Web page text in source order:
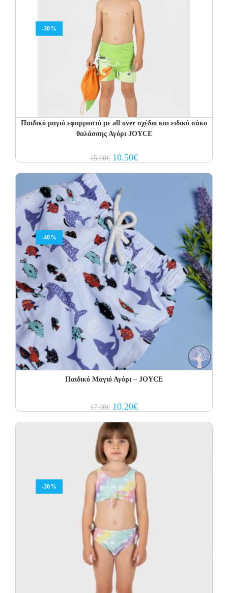
-30%
Παιδικό μαγιό εφαρμοστό με all over σχέδιο και ειδικό σάκο
θαλάσσης Αγόρι JOYCE
15.00€ Original
price
10.50€Current
price
-40%
Παιδικό Μαγιό Αγόρι – JOYCE
17.00€ Original
price
17.00€.
10.20€Current
price
-30%